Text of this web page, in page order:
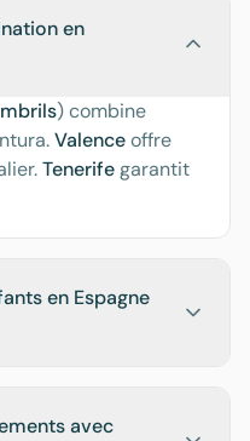
en
) combine
Valenceoffre
Tenerifegarantit
en Espagne
avec